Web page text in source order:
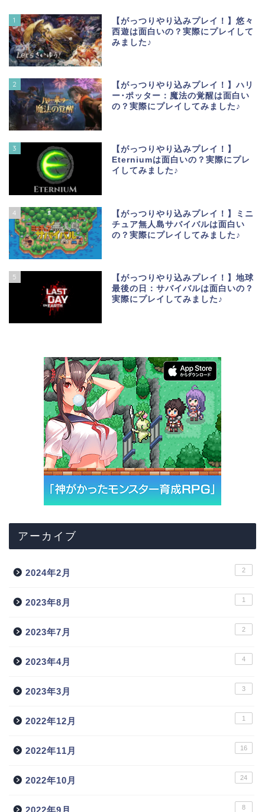
1
【がっつりやり込みプレイ！】悠々
西遊は面白いの？実際にプレイして
みました♪
2
【がっつりやり込みプレイ！】ハリ
ー･ポッター：魔法の覚醒は面白い
の？実際にプレイしてみました♪
3
【がっつりやり込みプレイ！】
Eterniumは面白いの？実際にプレ
イしてみました♪
4
【がっつりやり込みプレイ！】ミニ
チュア無人島サバイバルは面白い
の？実際にプレイしてみました♪
5
【がっつりやり込みプレイ！】地球
最後の日：サバイバルは面白いの？
実際にプレイしてみました♪
アーカイブ
2024年2月 2
2023年8月 1
2023年7月 2
2023年4月 4
2023年3月 3
2022年12月 1
2022年11月 16
2022年10月 24
2022年9月 8